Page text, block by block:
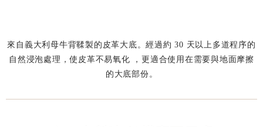
來自義大利母牛背鞣製的皮革大底。經過約 30 天以上多道程序的
自然浸泡處理，使皮革不易氧化 ，更適合使用在需要與地面摩擦
的大底部份。